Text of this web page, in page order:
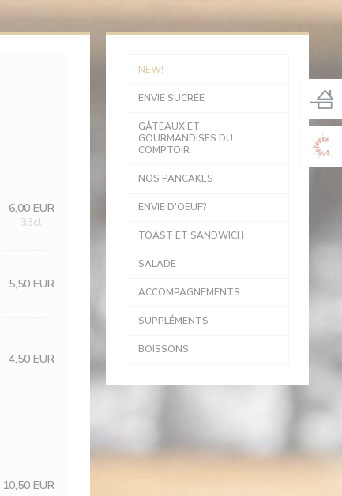
6,00 EUR
33cl
5,50 EUR
4,50 EUR
10,50 EUR
NEW!
ENVIE SUCRÉE
GÂTEAUX ET
GOURMANDISES DU
COMPTOIR
NOS PANCAKES
ENVIE D'OEUF?
TOAST ET SANDWICH
SALADE
ACCOMPAGNEMENTS
SUPPLÉMENTS
BOISSONS